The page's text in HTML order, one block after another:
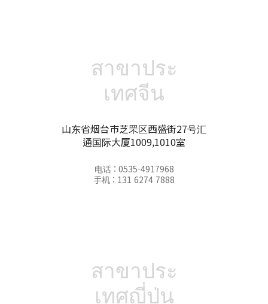
สาขาประ
เทศจีน
山东省烟台市芝罘区西盛街27号汇
通国际大厦1009,1010室
电话 : 0535-4917968
手机 : 131 6274 7888
สาขาประ
เทศญี่ปุ่น